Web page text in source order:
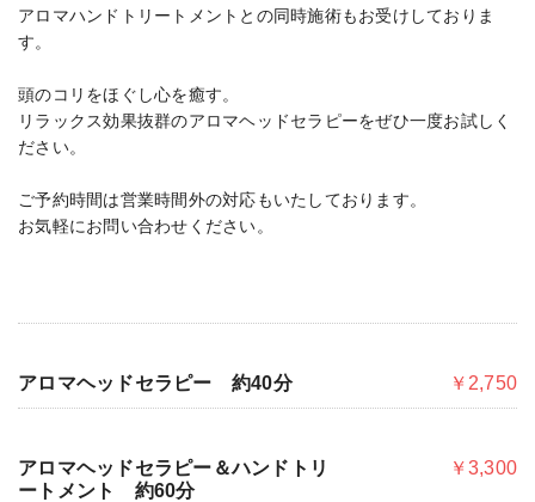
アロマハンドトリートメントとの同時施術もお受けしておりま
す。
頭のコリをほぐし心を癒す。
リラックス効果抜群のアロマヘッドセラピーをぜひ一度お試しく
ださい。
ご予約時間は営業時間外の対応もいたしております。
お気軽にお問い合わせください。
アロマヘッドセラピー 約40分 ￥2,750
アロマヘッドセラピー＆ハンドトリ
ートメント 約60分
￥3,300